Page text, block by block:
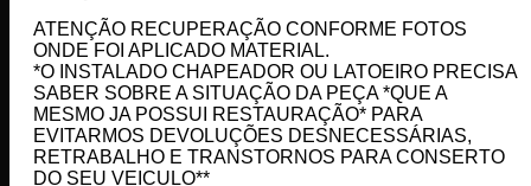
ATENÇÃO RECUPERAÇÃO CONFORME FOTOS
ONDE FOI APLICADO MATERIAL.
*O INSTALADO CHAPEADOR OU LATOEIRO PRECISA
SABER SOBRE A SITUAÇÃO DA PEÇA *QUE A
MESMO JA POSSUI RESTAURAÇÃO* PARA
EVITARMOS DEVOLUÇÕES DESNECESSÁRIAS,
RETRABALHO E TRANSTORNOS PARA CONSERTO
DO SEU VEICULO**